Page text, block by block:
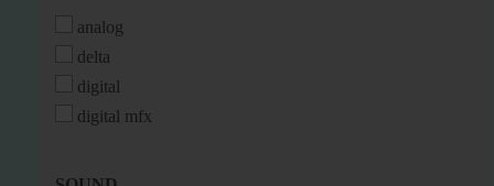
analog
delta
digital
digital mfx